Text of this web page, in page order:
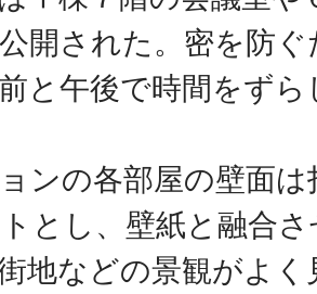
開された。密を防
と午後で時間をず
ンの各部屋の壁面
とし、壁紙と融合
地などの景観がよく